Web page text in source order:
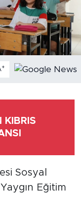
+
KIBRIS
Sosyal
Eğitim